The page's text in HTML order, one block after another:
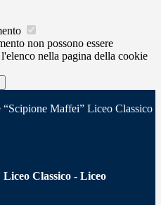
non possono essere
nella pagina della cookie
“Scipione Maffei” Liceo Classico
Classico - Liceo